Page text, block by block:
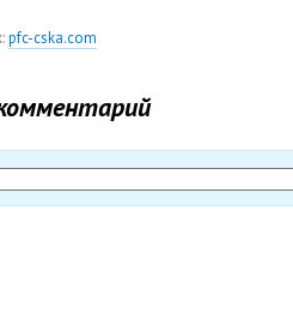
pfc-cska.com